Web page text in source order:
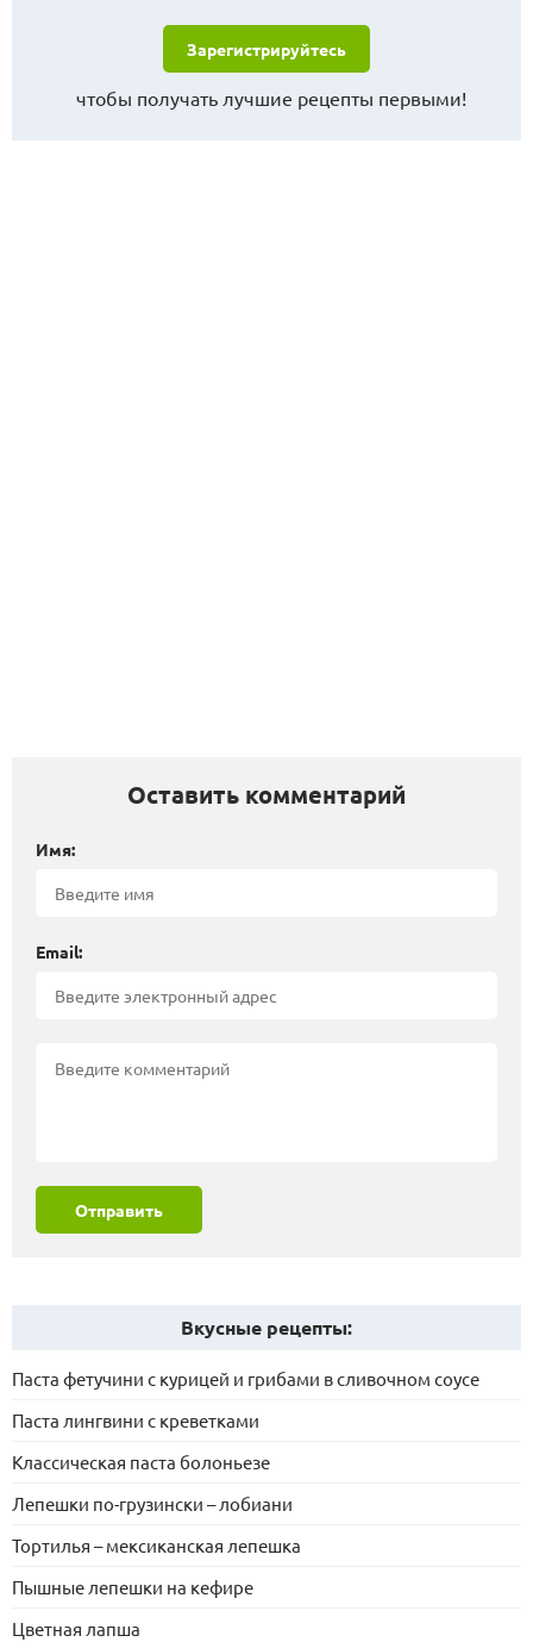
Зарегистрируйтесь
чтобы получать лучшие рецепты первыми!
Оставить комментарий
Имя:
Email:
Отправить
Вкусные рецепты:
Паста фетучини с курицей и грибами в сливочном соусе
Паста лингвини с креветками
Классическая паста болоньезе
Лепешки по-грузински – лобиани
Тортилья – мексиканская лепешка
Пышные лепешки на кефире
Цветная лапша